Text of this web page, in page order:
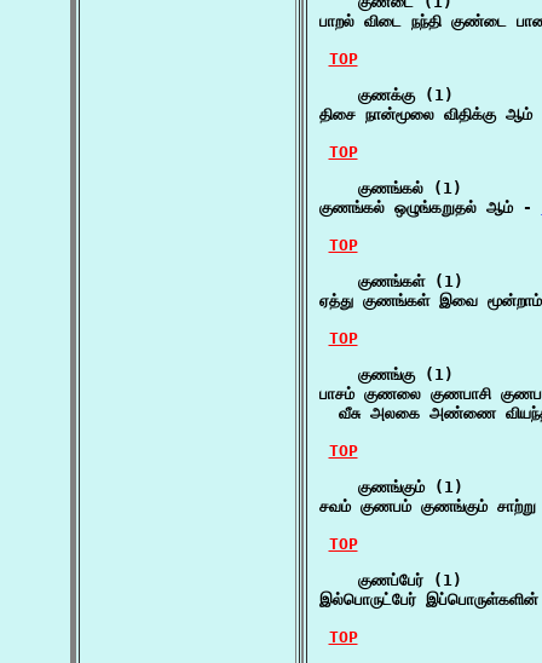
பாறல் விடை நந்தி குண்டை
TOP
    குணக்கு (1)
திசை நான்மூலை விதிக்கு
TOP
    குணங்கல் (1)
குணங்கல் ஒழுங்கறுதல் ஆம் -
TOP
    குணங்கள் (1)
ஏத்து குணங்கள் இவை
TOP
    குணங்கு (1)
பாசம் குணலை குணபாசி
வீசு அலகை அண்ணை
TOP
    குணங்கும் (1)
சவம் குணபம் குணங்கும்
TOP
    குணப்பேர் (1)
இல்பொருட்பேர்
TOP